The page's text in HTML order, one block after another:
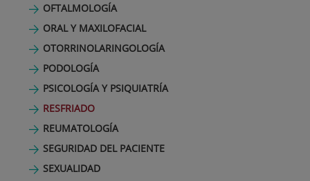
OFTALMOLOGÍA
ORAL Y MAXILOFACIAL
OTORRINOLARINGOLOGÍA
PODOLOGÍA
PSICOLOGÍA Y PSIQUIATRÍA
RESFRIADO
REUMATOLOGÍA
SEGURIDAD DEL PACIENTE
SEXUALIDAD